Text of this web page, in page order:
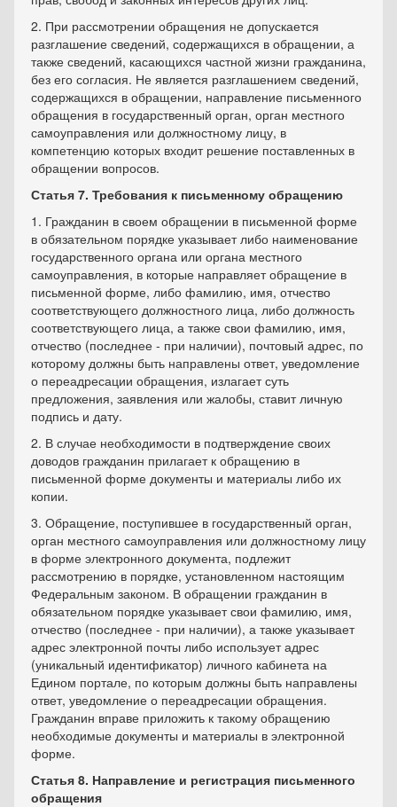
2. При рассмотрении обращения не допускается
разглашение сведений, содержащихся в обращении, а
также сведений, касающихся частной жизни гражданина,
без его согласия. Не является разглашением сведений,
содержащихся в обращении, направление письменного
обращения в государственный орган, орган местного
самоуправления или должностному лицу, в
компетенцию которых входит решение поставленных в
обращении вопросов.
Статья 7. Требования к письменному обращению
1. Гражданин в своем обращении в письменной форме
в обязательном порядке указывает либо наименование
государственного органа или органа местного
самоуправления, в которые направляет обращение в
письменной форме, либо фамилию, имя, отчество
соответствующего должностного лица, либо должность
соответствующего лица, а также свои фамилию, имя,
отчество (последнее - при наличии), почтовый адрес, по
которому должны быть направлены ответ, уведомление
о переадресации обращения, излагает суть
предложения, заявления или жалобы, ставит личную
подпись и дату.
2. В случае необходимости в подтверждение своих
доводов гражданин прилагает к обращению в
письменной форме документы и материалы либо их
копии.
3. Обращение, поступившее в государственный орган,
орган местного самоуправления или должностному лицу
в форме электронного документа, подлежит
рассмотрению в порядке, установленном настоящим
Федеральным законом. В обращении гражданин в
обязательном порядке указывает свои фамилию, имя,
отчество (последнее - при наличии), а также указывает
адрес электронной почты либо использует адрес
(уникальный идентификатор) личного кабинета на
Едином портале, по которым должны быть направлены
ответ, уведомление о переадресации обращения.
Гражданин вправе приложить к такому обращению
необходимые документы и материалы в электронной
форме.
Статья 8. Направление и регистрация письменного
обращения